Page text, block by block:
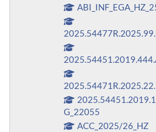
G_22055
ACC_2025/26_HZ